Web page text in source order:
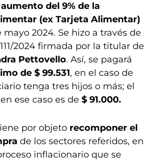
aumento del 9% de la
(ex Tarjeta Alimentar)
2024. Se hizo a través de
2024 firmada por la titular de
Pettovello. Así, se pagará
de $ 99.531, en el caso de
tenga tres hijos o más; el
ese caso es de $ 91.000.
por objeto recomponer el
de los sectores referidos, en
inflacionario que se